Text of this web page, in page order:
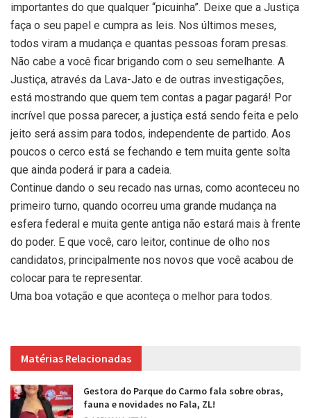
importantes do que qualquer “picuinha”. Deixe que a Justiça
faça o seu papel e cumpra as leis. Nos últimos meses,
todos viram a mudança e quantas pessoas foram presas.
Não cabe a você ficar brigando com o seu semelhante. A
Justiça, através da Lava-Jato e de outras investigações,
está mostrando que quem tem contas a pagar pagará! Por
incrível que possa parecer, a justiça está sendo feita e pelo
jeito será assim para todos, independente de partido. Aos
poucos o cerco está se fechando e tem muita gente solta
que ainda poderá ir para a cadeia.
Continue dando o seu recado nas urnas, como aconteceu no
primeiro turno, quando ocorreu uma grande mudança na
esfera federal e muita gente antiga não estará mais à frente
do poder. E que você, caro leitor, continue de olho nos
candidatos, principalmente nos novos que você acabou de
colocar para te representar.
Uma boa votação e que aconteça o melhor para todos.
Matérias Relacionadas
Gestora do Parque do Carmo fala sobre obras,
fauna e novidades no Fala, ZL!